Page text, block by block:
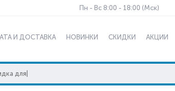
Пн - Вс 8:00 - 18:00 (Мск)
И ДОСТАВКА НОВИНКИ СКИДКИ АКЦИИ